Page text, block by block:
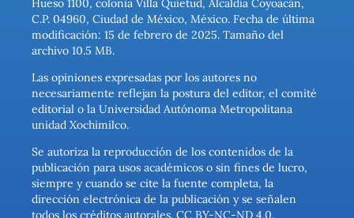
Hueso 1100, colonia Villa Quietud, Alcaldía Coyoacán,
C.P. 04960, Ciudad de México, México. Fecha de última
modificación: 15 de febrero de 2025. Tamaño del
archivo 10.5 MB.
Las opiniones expresadas por los autores no
necesariamente reflejan la postura del editor, el comité
editorial o la Universidad Autónoma Metropolitana
unidad Xochimilco.
Se autoriza la reproducción de los contenidos de la
publicación para usos académicos o sin fines de lucro,
siempre y cuando se cite la fuente completa, la
dirección electrónica de la publicación y se señalen
todos los créditos autorales. CC BY-NC-ND 4.0.